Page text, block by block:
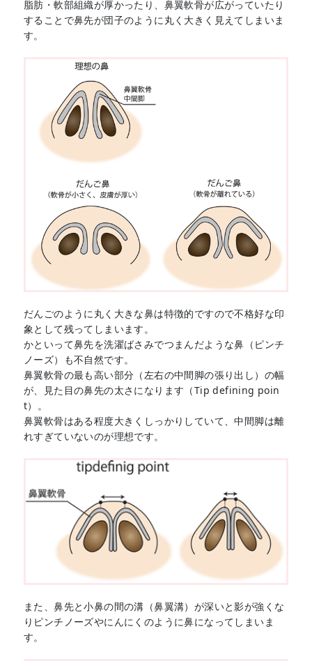
脂肪・軟部組織が厚かったり、鼻翼軟骨が広がっていたり
することで鼻先が団子のように丸く大きく見えてしまいま
す。
だんごのように丸く大きな鼻は特徴的ですので不格好な印
象として残ってしまいます。
かといって鼻先を洗濯ばさみでつまんだような鼻（ピンチ
ノーズ）も不自然です。
鼻翼軟骨の最も高い部分（左右の中間脚の張り出し）の幅
が、見た目の鼻先の太さになります（Tip defining poin
t）。
鼻翼軟骨はある程度大きくしっかりしていて、中間脚は離
れすぎていないのが理想です。
また、鼻先と小鼻の間の溝（鼻翼溝）が深いと影が強くな
りピンチノーズやにんにくのように鼻になってしまいま
す。